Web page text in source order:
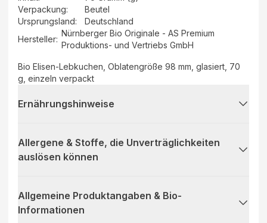
Verpackung:
Beutel
Ursprungsland:
Deutschland
Hersteller:
Nürnberger Bio Originale - AS Premium
Produktions- und Vertriebs GmbH
Bio Elisen-Lebkuchen, Oblatengröße 98 mm, glasiert, 70
g, einzeln verpackt
Ernährungshinweise
Allergene & Stoffe, die Unverträglichkeiten
auslösen können
Allgemeine Produktangaben & Bio-
Informationen